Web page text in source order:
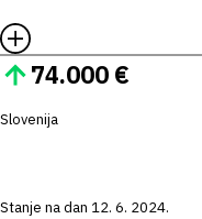
74.000 €
Slovenija
Stanje na dan 12. 6. 2024.